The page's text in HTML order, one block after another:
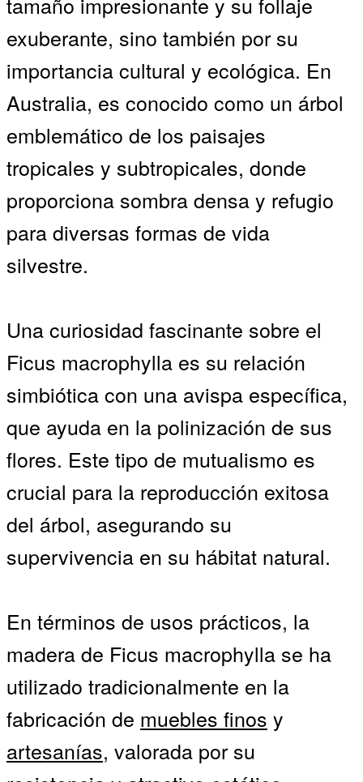
exuberante, sino también por su
importancia cultural y ecológica. En
Australia, es conocido como un árbol
emblemático de los paisajes
tropicales y subtropicales, donde
proporciona sombra densa y refugio
para diversas formas de vida
silvestre.
Una curiosidad fascinante sobre el
Ficus macrophylla es su relación
simbiótica con una avispa específica,
que ayuda en la polinización de sus
flores. Este tipo de mutualismo es
crucial para la reproducción exitosa
del árbol, asegurando su
supervivencia en su hábitat natural.
En términos de usos prácticos, la
madera de Ficus macrophylla se ha
utilizado tradicionalmente en la
fabricación de muebles finos y
artesanías, valorada por su